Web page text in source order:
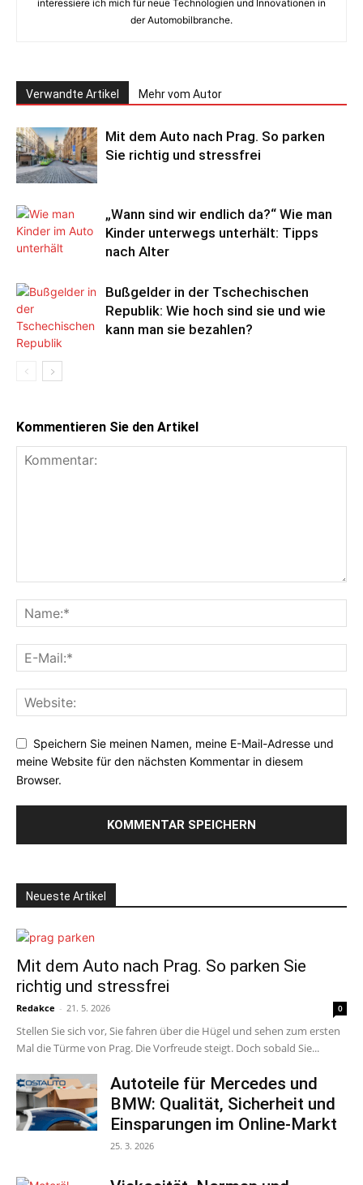
interessiere ich mich für neue Technologien und Innovationen in
der Automobilbranche.
Verwandte Artikel Mehr vom Autor
Mit dem Auto nach Prag. So parken
Sie richtig und stressfrei
„Wann sind wir endlich da?“ Wie man
Kinder unterwegs unterhält: Tipps
nach Alter
Bußgelder in der Tschechischen
Republik: Wie hoch sind sie und wie
kann man sie bezahlen?
Kommentieren Sie den Artikel
Speichern Sie meinen Namen, meine E-Mail-Adresse und
meine Website für den nächsten Kommentar in diesem
Browser.
Neueste Artikel
Mit dem Auto nach Prag. So parken Sie
richtig und stressfrei
Redakce - 21. 5. 2026 0
Stellen Sie sich vor, Sie fahren über die Hügel und sehen zum ersten
Mal die Türme von Prag. Die Vorfreude steigt. Doch sobald Sie...
Autoteile für Mercedes und
BMW: Qualität, Sicherheit und
Einsparungen im Online-Markt
25. 3. 2026